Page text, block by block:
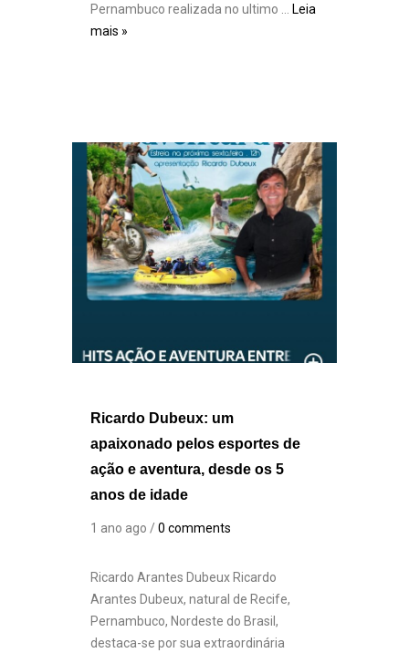
Pernambuco realizada no ultimo …
Leia
mais »
Ricardo Dubeux: um
apaixonado pelos esportes de
ação e aventura, desde os 5
anos de idade
1 ano ago /0 comments
Ricardo Arantes Dubeux Ricardo
Arantes Dubeux, natural de Recife,
Pernambuco, Nordeste do Brasil,
destaca-se por sua extraordinária